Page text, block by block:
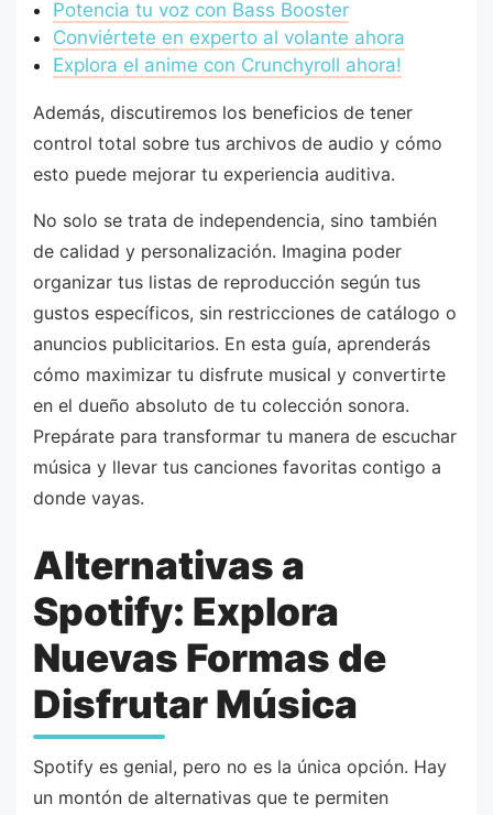
Potencia tu voz con Bass Booster
Conviértete en experto al volante ahora
Explora el anime con Crunchyroll ahora!
Además, discutiremos los beneficios de tener
control total sobre tus archivos de audio y cómo
esto puede mejorar tu experiencia auditiva.
No solo se trata de independencia, sino también
de calidad y personalización. Imagina poder
organizar tus listas de reproducción según tus
gustos específicos, sin restricciones de catálogo o
anuncios publicitarios. En esta guía, aprenderás
cómo maximizar tu disfrute musical y convertirte
en el dueño absoluto de tu colección sonora.
Prepárate para transformar tu manera de escuchar
música y llevar tus canciones favoritas contigo a
donde vayas.
Alternativas a
Spotify: Explora
Nuevas Formas de
Disfrutar Música
Spotify es genial, pero no es la única opción. Hay
un montón de alternativas que te permiten